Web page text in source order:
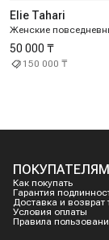
Elie Tahari
Женские
50 000 ₸
150 000 ₸
ПОКУПАТЕЛЯМ
Как покупать
Гарантия
Доставка и возврат
Условия оплаты
Правила